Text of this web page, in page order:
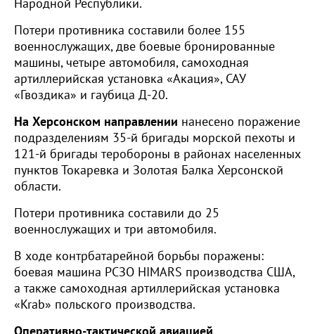
Народной Республики.
Потери противника составили более 155
военнослужащих, две боевые бронированные
машины, четыре автомобиля, самоходная
артиллерийская установка «Акация», САУ
«Гвоздика» и гаубица Д-20.
На Херсонском направлении нанесено поражение
подразделениям 35-й бригады морской пехоты и
121-й бригады теробороны в районах населенных
пунктов Токаревка и Золотая Балка Херсонской
области.
Потери противника составили до 25
военнослужащих и три автомобиля.
В ходе контрбатарейной борьбы поражены:
боевая машина РСЗО HIMARS производства США,
а также самоходная артиллерийская установка
«Krab» польского производства.